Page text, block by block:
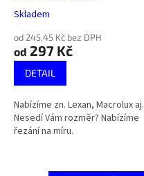
jednokomorový
Skladem
od 245,45 Kč bez DPH
od 297 Kč
DETAIL
Nabízíme zn. Lexan, Macrolux aj.
Nesedí Vám rozměr? Nabízíme
řezání na míru.